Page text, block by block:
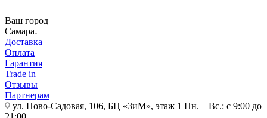
Ваш город
Самара
Доставка
Оплата
Гарантия
Trade in
Отзывы
Партнерам
ул. Ново-Садовая, 106, БЦ «ЗиМ», этаж 1 Пн. – Вс.: с 9:00 до